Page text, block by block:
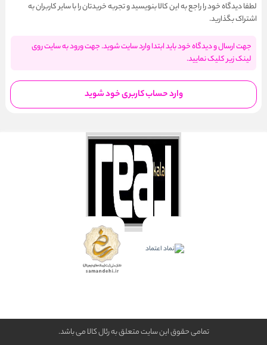
لطفا دیدگاه خود را راجع به این کالا بنویسید و تجربه خریدتان را با سایر کاربران به
اشتراک بگذارید.
جهت ارسال و دیدگاه خود باید ابتدا وارد سایت شوید. جهت ورود به سایت روی
لینک زیر کلیک نمایید.
وارد حساب کاربری خود شوید
تمامی حقوق این سایت متعلق به رئال كالا می باشد.